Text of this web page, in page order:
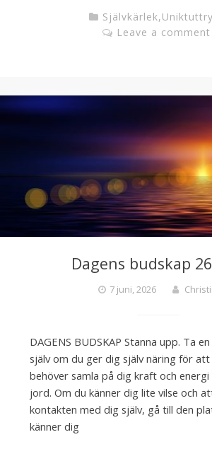
Självkärlek,
Leave a comment
Dagens budskap
7 juni, 2026
DAGENS BUDSKAP Stanna upp. Ta
själv om du ger dig själv näring för att
behöver samla på dig kraft och
jord. Om du känner dig lite vilse och
kontakten med dig själv, gå till den
känner dig